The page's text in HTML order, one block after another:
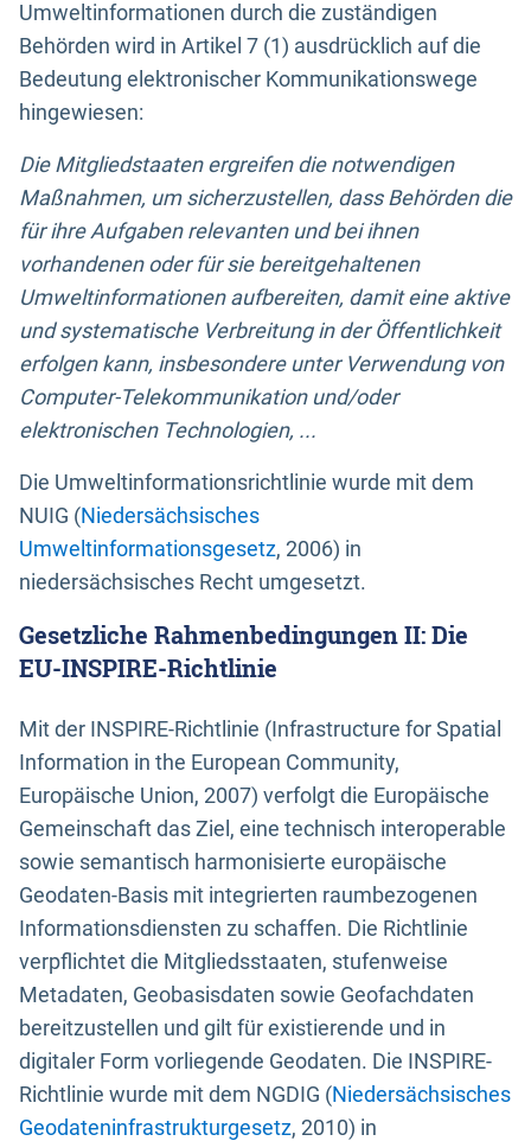
Umweltinformationen durch die zuständigen
Behörden wird in Artikel 7 (1) ausdrücklich auf die
Bedeutung elektronischer Kommunikationswege
hingewiesen:
Die Mitgliedstaaten ergreifen die notwendigen
Maßnahmen, um sicherzustellen, dass Behörden die
für ihre Aufgaben relevanten und bei ihnen
vorhandenen oder für sie bereitgehaltenen
Umweltinformationen aufbereiten, damit eine aktive
und systematische Verbreitung in der Öffentlichkeit
erfolgen kann, insbesondere unter Verwendung von
Computer-Telekommunikation und/oder
elektronischen Technologien, ...
Die Umweltinformationsrichtlinie wurde mit dem
NUIG (Niedersächsisches
Umweltinformationsgesetz, 2006) in
niedersächsisches Recht umgesetzt.
Gesetzliche Rahmenbedingungen II: Die
EU-INSPIRE-Richtlinie
Mit der INSPIRE-Richtlinie (Infrastructure for Spatial
Information in the European Community,
Europäische Union, 2007) verfolgt die Europäische
Gemeinschaft das Ziel, eine technisch interoperable
sowie semantisch harmonisierte europäische
Geodaten-Basis mit integrierten raumbezogenen
Informationsdiensten zu schaffen. Die Richtlinie
verpflichtet die Mitgliedsstaaten, stufenweise
Metadaten, Geobasisdaten sowie Geofachdaten
bereitzustellen und gilt für existierende und in
digitaler Form vorliegende Geodaten. Die INSPIRE-
Richtlinie wurde mit dem NGDIG (Niedersächsisches
Geodateninfrastrukturgesetz, 2010) in